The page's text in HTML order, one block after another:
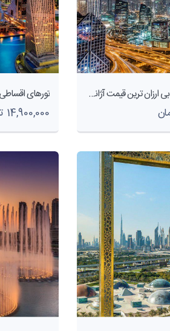
تورهای اقساطی دبی ارزان ترین قیمت آژانس هواپیمایی پاژسیر مجری تورهای داخلی و خارجی اقساطی از مشهد
14,900,000 تومان